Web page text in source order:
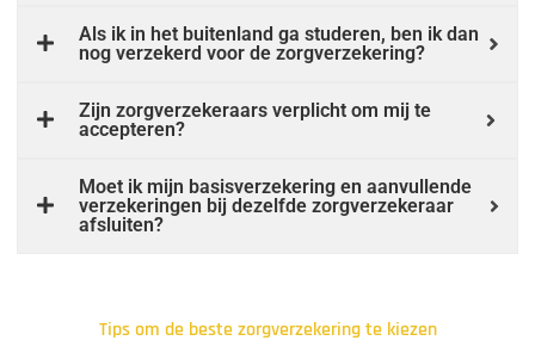
Als ik in het buitenland ga studeren, ben ik dan
nog verzekerd voor de zorgverzekering?
Zijn zorgverzekeraars verplicht om mij te
accepteren?
Moet ik mijn basisverzekering en aanvullende
verzekeringen bij dezelfde zorgverzekeraar
afsluiten?
Tips om de beste zorgverzekering te kiezen